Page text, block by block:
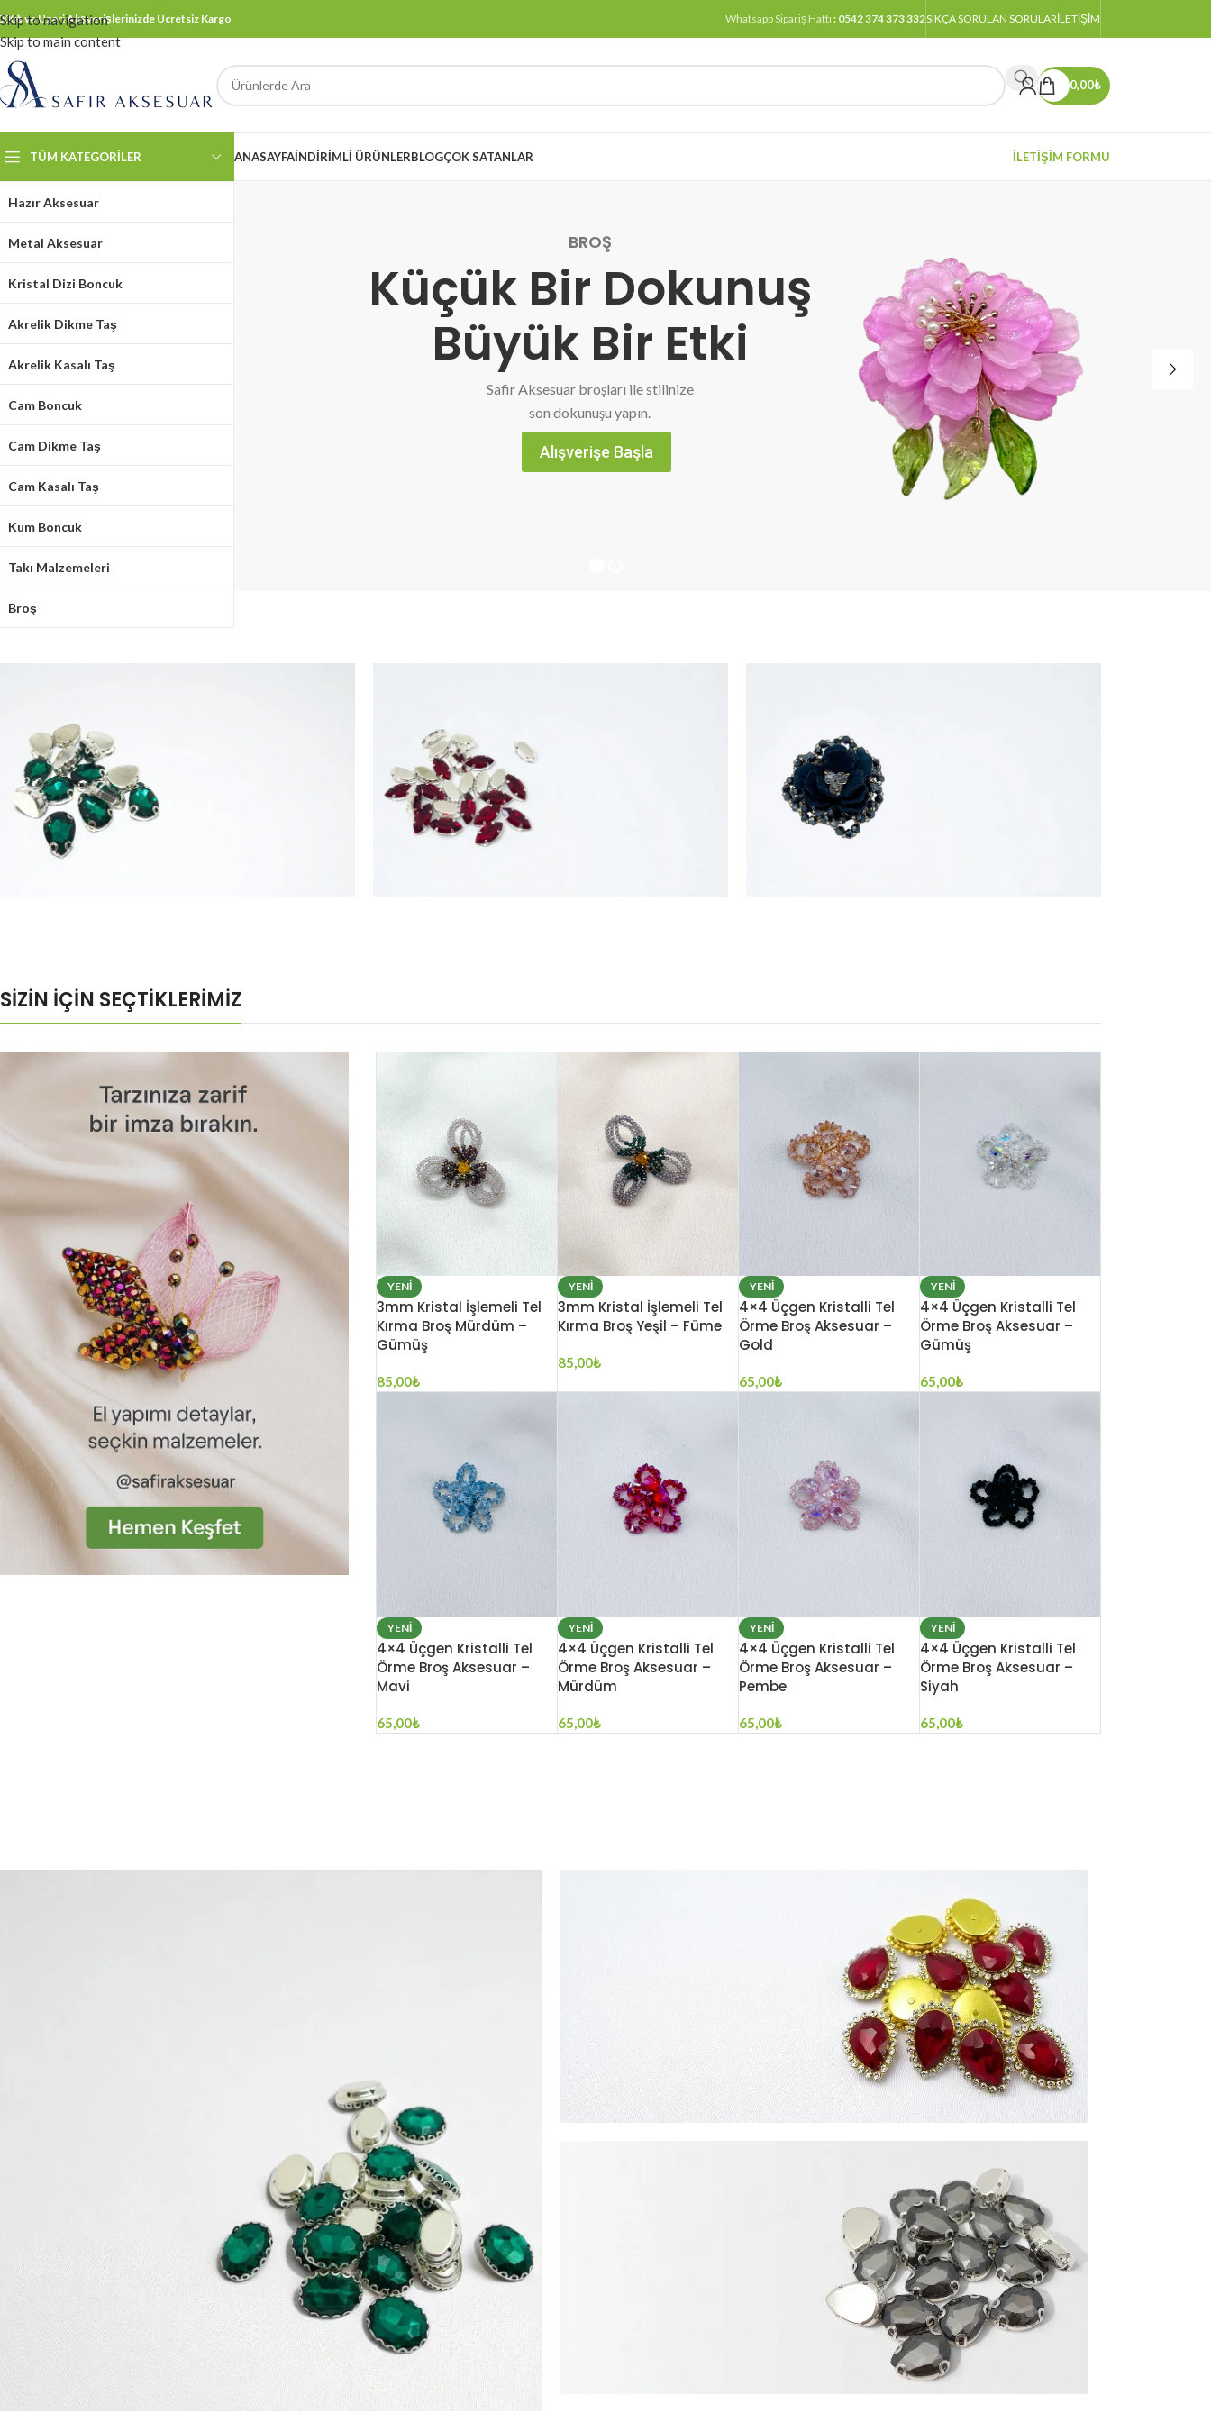
Skip to navigation
Skip to main content
ve Üzeri Alışverişlerinizde Ücretsiz Kargo Whatsapp Sipariş Hattı : 0542 374 373 332SIKÇA SORULAN SORULARILETIŞIM
0,00₺
TÜM KATEGORILER
Hazır Aksesuar
Metal Aksesuar
Kristal Dizi Boncuk
Akrelik Dikme Taş
Akrelik Kasalı Taş
Cam Boncuk
Cam Dikme Taş
Cam Kasalı Taş
Kum Boncuk
Takı Malzemeleri
Broş
ANASAYFAİNDİRİMLİ ÜRÜNLERBLOGÇOK SATANLAR İLETİŞİM FORMU
Alışverişe Başla
Küçük Bir Dokunuş
Büyük Bir Etki
Safir Aksesuar broşları ile stilinize
son dokunuşu yapın.
BROŞ
Özel Fiyatlar
SİZİN İÇİN SEÇTİKLERİMİZ
YENI
3mm Kristal İşlemeli Tel
Kırma Broş Mürdüm –
Gümüş
85,00₺
YENI
3mm Kristal İşlemeli Tel
Kırma Broş Yeşil – Füme
85,00₺
YENI
4×4 Üçgen Kristalli Tel
Örme Broş Aksesuar –
Gold
65,00₺
YENI
4×4 Üçgen Kristalli Tel
Örme Broş Aksesuar –
Gümüş
65,00₺
YENI
4×4 Üçgen Kristalli Tel
Örme Broş Aksesuar –
Mavi
65,00₺
YENI
4×4 Üçgen Kristalli Tel
Örme Broş Aksesuar –
Mürdüm
65,00₺
YENI
4×4 Üçgen Kristalli Tel
Örme Broş Aksesuar –
Pembe
65,00₺
YENI
4×4 Üçgen Kristalli Tel
Örme Broş Aksesuar –
Siyah
65,00₺